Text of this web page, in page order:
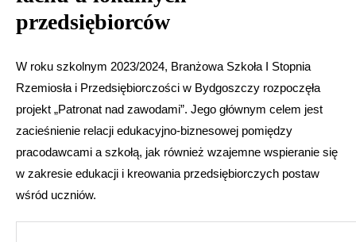
przedsiębiorców
W roku szkolnym 2023/2024, Branżowa Szkoła I Stopnia
Rzemiosła i Przedsiębiorczości w Bydgoszczy rozpoczęła
projekt „Patronat nad zawodami”. Jego głównym celem jest
zacieśnienie relacji edukacyjno-biznesowej pomiędzy
pracodawcami a szkołą, jak również wzajemne wspieranie się
w zakresie edukacji i kreowania przedsiębiorczych postaw
wśród uczniów.